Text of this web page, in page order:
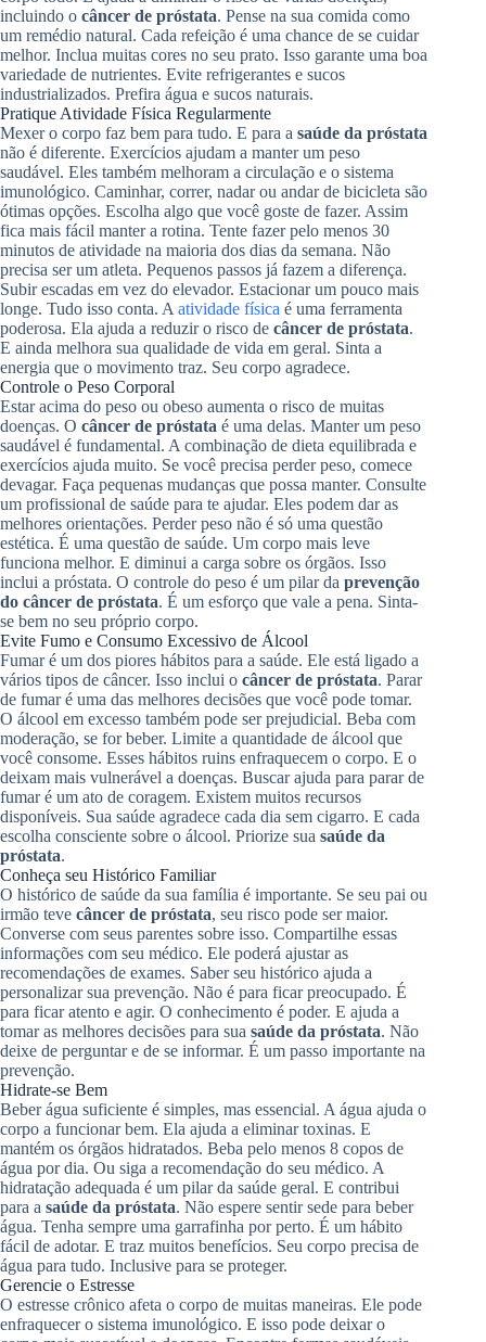
incluindo o câncer de próstata. Pense na sua comida como
um remédio natural. Cada refeição é uma chance de se cuidar
melhor. Inclua muitas cores no seu prato. Isso garante uma boa
variedade de nutrientes. Evite refrigerantes e sucos
industrializados. Prefira água e sucos naturais.
Pratique Atividade Física Regularmente
Mexer o corpo faz bem para tudo. E para a saúde da próstata
não é diferente. Exercícios ajudam a manter um peso
saudável. Eles também melhoram a circulação e o sistema
imunológico. Caminhar, correr, nadar ou andar de bicicleta são
ótimas opções. Escolha algo que você goste de fazer. Assim
fica mais fácil manter a rotina. Tente fazer pelo menos 30
minutos de atividade na maioria dos dias da semana. Não
precisa ser um atleta. Pequenos passos já fazem a diferença.
Subir escadas em vez do elevador. Estacionar um pouco mais
longe. Tudo isso conta. A atividade física é uma ferramenta
poderosa. Ela ajuda a reduzir o risco de câncer de próstata.
E ainda melhora sua qualidade de vida em geral. Sinta a
energia que o movimento traz. Seu corpo agradece.
Controle o Peso Corporal
Estar acima do peso ou obeso aumenta o risco de muitas
doenças. O câncer de próstata é uma delas. Manter um peso
saudável é fundamental. A combinação de dieta equilibrada e
exercícios ajuda muito. Se você precisa perder peso, comece
devagar. Faça pequenas mudanças que possa manter. Consulte
um profissional de saúde para te ajudar. Eles podem dar as
melhores orientações. Perder peso não é só uma questão
estética. É uma questão de saúde. Um corpo mais leve
funciona melhor. E diminui a carga sobre os órgãos. Isso
inclui a próstata. O controle do peso é um pilar da prevenção
do câncer de próstata. É um esforço que vale a pena. Sinta-
se bem no seu próprio corpo.
Evite Fumo e Consumo Excessivo de Álcool
Fumar é um dos piores hábitos para a saúde. Ele está ligado a
vários tipos de câncer. Isso inclui o câncer de próstata. Parar
de fumar é uma das melhores decisões que você pode tomar.
O álcool em excesso também pode ser prejudicial. Beba com
moderação, se for beber. Limite a quantidade de álcool que
você consome. Esses hábitos ruins enfraquecem o corpo. E o
deixam mais vulnerável a doenças. Buscar ajuda para parar de
fumar é um ato de coragem. Existem muitos recursos
disponíveis. Sua saúde agradece cada dia sem cigarro. E cada
escolha consciente sobre o álcool. Priorize sua saúde da
próstata.
Conheça seu Histórico Familiar
O histórico de saúde da sua família é importante. Se seu pai ou
irmão teve câncer de próstata, seu risco pode ser maior.
Converse com seus parentes sobre isso. Compartilhe essas
informações com seu médico. Ele poderá ajustar as
recomendações de exames. Saber seu histórico ajuda a
personalizar sua prevenção. Não é para ficar preocupado. É
para ficar atento e agir. O conhecimento é poder. E ajuda a
tomar as melhores decisões para sua saúde da próstata. Não
deixe de perguntar e de se informar. É um passo importante na
prevenção.
Hidrate-se Bem
Beber água suficiente é simples, mas essencial. A água ajuda o
corpo a funcionar bem. Ela ajuda a eliminar toxinas. E
mantém os órgãos hidratados. Beba pelo menos 8 copos de
água por dia. Ou siga a recomendação do seu médico. A
hidratação adequada é um pilar da saúde geral. E contribui
para a saúde da próstata. Não espere sentir sede para beber
água. Tenha sempre uma garrafinha por perto. É um hábito
fácil de adotar. E traz muitos benefícios. Seu corpo precisa de
água para tudo. Inclusive para se proteger.
Gerencie o Estresse
O estresse crônico afeta o corpo de muitas maneiras. Ele pode
enfraquecer o sistema imunológico. E isso pode deixar o